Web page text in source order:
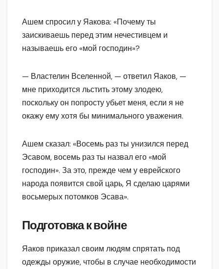
Ашем спросил у Яакова: «Почему ты
заискиваешь перед этим нечестивцем и
называешь его «мой господин»?
— Властелин Вселенной, — ответил Яаков, —
мне приходится льстить этому злодею,
поскольку он попросту убьет меня, если я не
окажу ему хотя бы минимального уважения.
Ашем сказал: «Восемь раз ты унизился перед
Эсавом, восемь раз ты назвал его «мой
господин». За это, прежде чем у еврейского
народа появится свой царь, Я сделаю царями
восьмерых потомков Эсава».
Подготовка к войне
Яаков приказал своим людям спрятать под
одежды оружие, чтобы в случае необходимости